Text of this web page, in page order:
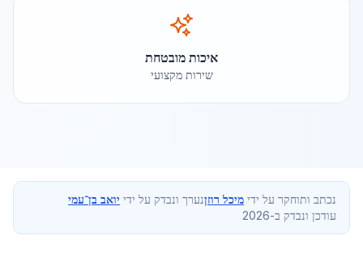
איכות מובטחת
שירות מקצועי
נכתב ותוחקר על ידי מיכל רוזןנערך ונבדק על ידי יואב בן־עמי
עודכן ונבדק ב-2026